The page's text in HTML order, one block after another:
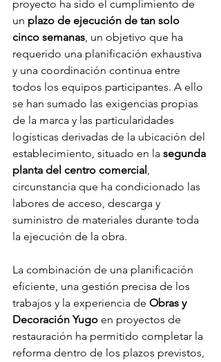
proyecto ha sido el cumplimiento de
un plazo de ejecución de tan solo
cinco semanas, un objetivo que ha
requerido una planificación exhaustiva
y una coordinación continua entre
todos los equipos participantes. A ello
se han sumado las exigencias propias
de la marca y las particularidades
logísticas derivadas de la ubicación del
establecimiento, situado en la segunda
planta del centro comercial ,
circunstancia que ha condicionado las
labores de acceso, descarga y
suministro de materiales durante toda
la ejecución de la obra.
La combinación de una planificación
eficiente, una gestión precisa de los
trabajos y la experiencia de Obras y
Decoración Yugo en proyectos de
restauración ha permitido completar la
reforma dentro de los plazos previstos,